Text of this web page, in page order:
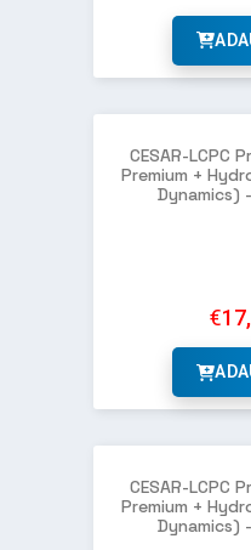
CESAR-LCPC
Premium +
Dynamics)
€
CESAR-LCPC
Premium +
Dynamics)